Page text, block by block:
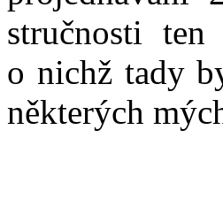
stručnosti
o nichž tady
některých